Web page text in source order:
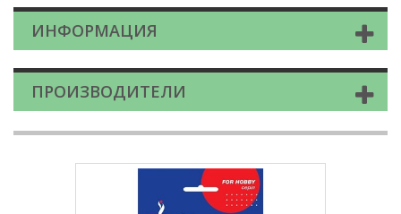
ИНФОРМАЦИЯ
ПРОИЗВОДИТЕЛИ